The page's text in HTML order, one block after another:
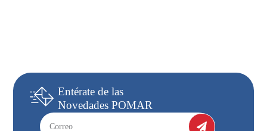
Entérate de las
NovedadesPOMAR